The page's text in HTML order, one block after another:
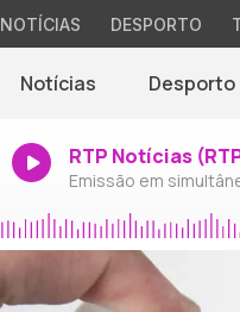
NOTÍCIAS DESPORTO
Notícias Desporto
RTP Notícias
Emissão em